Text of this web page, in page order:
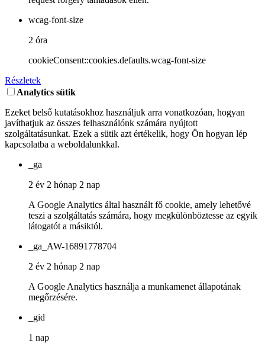
wcag-font-size
2 óra
cookieConsent::cookies.defaults.wcag-font-size
Részletek
Analytics sütik
Ezeket belső kutatásokhoz használjuk arra vonatkozóan, hogyan
javíthatjuk az összes felhasználónk számára nyújtott
szolgáltatásunkat. Ezek a sütik azt értékelik, hogy Ön hogyan lép
kapcsolatba a weboldalunkkal.
_ga
2 év 2 hónap 2 nap
A Google Analytics által használt fő cookie, amely lehetővé
teszi a szolgáltatás számára, hogy megkülönböztesse az egyik
látogatót a másiktól.
_ga_AW-16891778704
2 év 2 hónap 2 nap
A Google Analytics használja a munkamenet állapotának
megőrzésére.
_gid
1 nap